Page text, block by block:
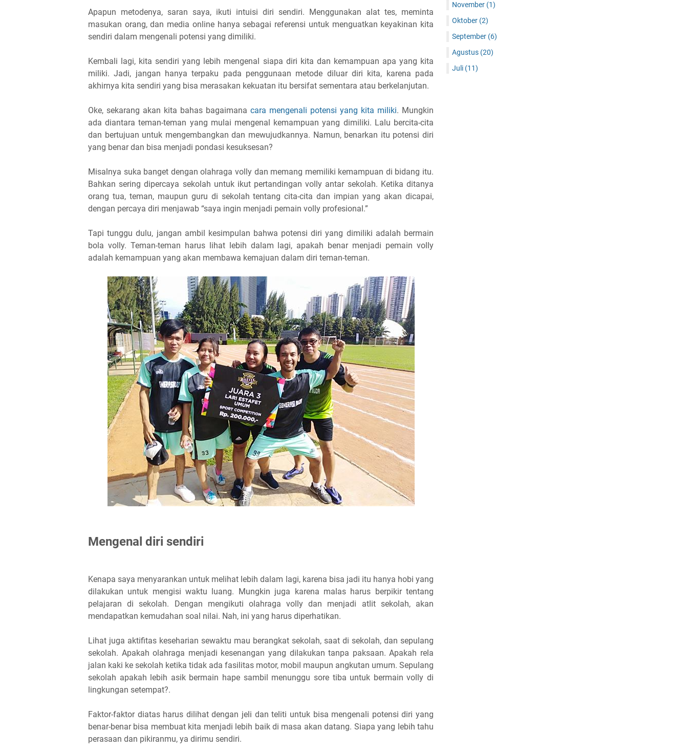
Apapun metodenya, saran saya, ikuti intuisi diri sendiri. Menggunakan alat tes, meminta
masukan orang, dan media online hanya sebagai referensi untuk menguatkan keyakinan kita
sendiri dalam mengenali potensi yang dimiliki.
Kembali lagi, kita sendiri yang lebih mengenal siapa diri kita dan kemampuan apa yang kita
miliki. Jadi, jangan hanya terpaku pada penggunaan metode diluar diri kita, karena pada
akhirnya kita sendiri yang bisa merasakan kekuatan itu bersifat sementara atau berkelanjutan.
Oke, sekarang akan kita bahas bagaimana cara mengenali potensi yang kita miliki. Mungkin
ada diantara teman-teman yang mulai mengenal kemampuan yang dimiliki. Lalu bercita-cita
dan bertujuan untuk mengembangkan dan mewujudkannya. Namun, benarkan itu potensi diri
yang benar dan bisa menjadi pondasi kesuksesan?
Misalnya suka banget dengan olahraga volly dan memang memiliki kemampuan di bidang itu.
Bahkan sering dipercaya sekolah untuk ikut pertandingan volly antar sekolah. Ketika ditanya
orang tua, teman, maupun guru di sekolah tentang cita-cita dan impian yang akan dicapai,
dengan percaya diri menjawab “saya ingin menjadi pemain volly profesional.”
Tapi tunggu dulu, jangan ambil kesimpulan bahwa potensi diri yang dimiliki adalah bermain
bola volly. Teman-teman harus lihat lebih dalam lagi, apakah benar menjadi pemain volly
adalah kemampuan yang akan membawa kemajuan dalam diri teman-teman.
Mengenal diri sendiri
Kenapa saya menyarankan untuk melihat lebih dalam lagi, karena bisa jadi itu hanya hobi yang
dilakukan untuk mengisi waktu luang. Mungkin juga karena malas harus berpikir tentang
pelajaran di sekolah. Dengan mengikuti olahraga volly dan menjadi atlit sekolah, akan
mendapatkan kemudahan soal nilai. Nah, ini yang harus diperhatikan.
Lihat juga aktifitas keseharian sewaktu mau berangkat sekolah, saat di sekolah, dan sepulang
sekolah. Apakah olahraga menjadi kesenangan yang dilakukan tanpa paksaan. Apakah rela
jalan kaki ke sekolah ketika tidak ada fasilitas motor, mobil maupun angkutan umum. Sepulang
sekolah apakah lebih asik bermain hape sambil menunggu sore tiba untuk bermain volly di
lingkungan setempat?.
Faktor-faktor diatas harus dilihat dengan jeli dan teliti untuk bisa mengenali potensi diri yang
benar-benar bisa membuat kita menjadi lebih baik di masa akan datang. Siapa yang lebih tahu
perasaan dan pikiranmu, ya dirimu sendiri.
November (1)
Oktober (2)
September (6)
Agustus (20)
Juli (11)